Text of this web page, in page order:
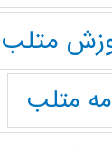
متلب
متلب